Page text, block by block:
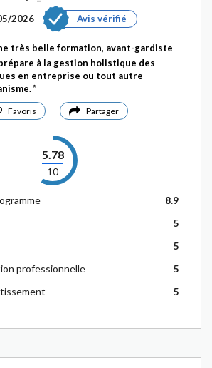
2026
Avis vérifié
très belle formation, avant-gardiste
à la gestion holistique des
en entreprise ou tout autre
Favoris Partager
5.78
10
8.9
5
5
professionnelle
5
5